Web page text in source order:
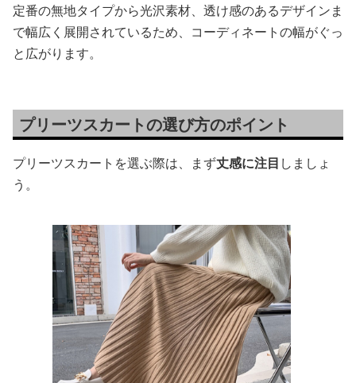
定番の無地タイプから光沢素材、透け感のあるデザインま
で幅広く展開されているため、コーディネートの幅がぐっ
と広がります。
プリーツスカートの選び方のポイント
プリーツスカートを選ぶ際は、まず丈感に注目 しましょ
う。